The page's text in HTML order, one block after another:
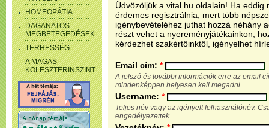
HOMEOPÁTIA
DAGANATOS
MEGBETEGEDÉSEK
TERHESSÉG
A MAGAS
KOLESZTERINSZINT
Üdvözöljük a vital.hu oldalain! Ha eddig
érdemes regisztrálnia, mert több
igénybevételéhez juthat hozzá néhány
részt vehet a nyereményjátékainkon,
kérdezhet szakértőinktől, igényelhet
Email cím: *
A jelszó és további információk erre az email
mindenképpen helyesen kell megadni.
Username: *
Teljes név vagy az igényelt felhasználónév.
engedélyezettek.